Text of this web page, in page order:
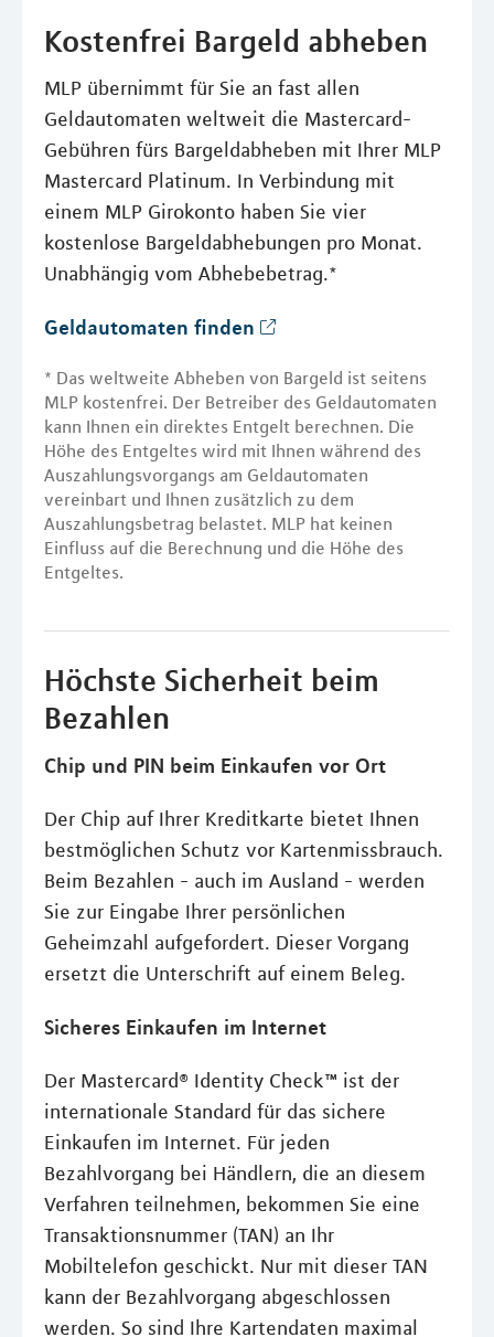
Kostenfrei Bargeld abheben
MLP übernimmt für Sie an fast allen
Geldautomaten weltweit die Mastercard-
Gebühren fürs Bargeldabheben mit Ihrer MLP
Mastercard Platinum. In Verbindung mit
einem MLP Girokonto haben Sie vier
kostenlose Bargeldabhebungen pro Monat.
Unabhängig vom Abhebebetrag.*
Geldautomaten finden
* Das weltweite Abheben von Bargeld ist seitens
MLP kostenfrei. Der Betreiber des Geldautomaten
kann Ihnen ein direktes Entgelt berechnen. Die
Höhe des Entgeltes wird mit Ihnen während des
Auszahlungsvorgangs am Geldautomaten
vereinbart und Ihnen zusätzlich zu dem
Auszahlungsbetrag belastet. MLP hat keinen
Einfluss auf die Berechnung und die Höhe des
Entgeltes.
Höchste Sicherheit beim
Bezahlen
Chip und PIN beim Einkaufen vor Ort
Der Chip auf Ihrer Kreditkarte bietet Ihnen
bestmöglichen Schutz vor Kartenmissbrauch.
Beim Bezahlen - auch im Ausland - werden
Sie zur Eingabe Ihrer persönlichen
Geheimzahl aufgefordert. Dieser Vorgang
ersetzt die Unterschrift auf einem Beleg.
Sicheres Einkaufen im Internet
Der Mastercard® Identity Check™ ist der
internationale Standard für das sichere
Einkaufen im Internet. Für jeden
Bezahlvorgang bei Händlern, die an diesem
Verfahren teilnehmen, bekommen Sie eine
Transaktionsnummer (TAN) an Ihr
Mobiltelefon geschickt. Nur mit dieser TAN
kann der Bezahlvorgang abgeschlossen
werden. So sind Ihre Kartendaten maximal